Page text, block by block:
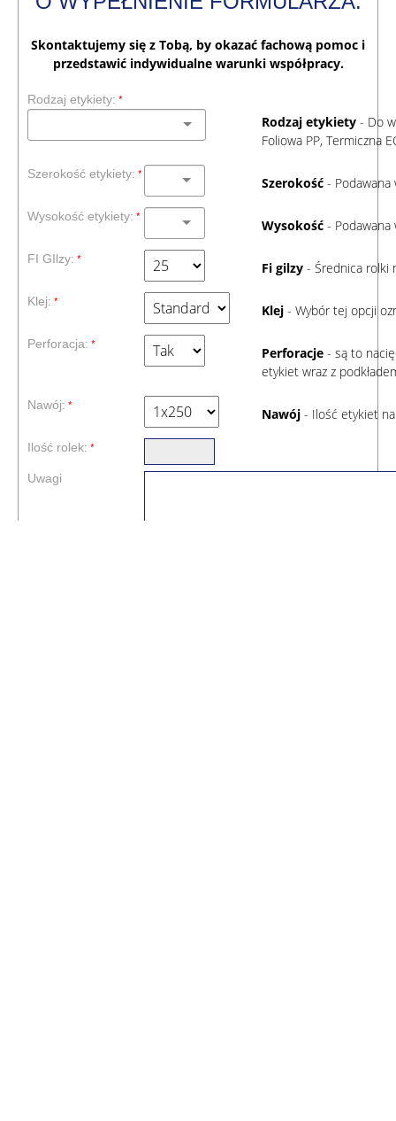
Skontaktujemy się z Tobą, by okazać fachową pomoc i
przedstawić indywidualne warunki współpracy.
Rodzaj etykiety:
Rodzaj etykiety- Do
Foliowa PP, Termiczna
Szerokość etykiety:
Szerokość- Podawana
Wysokość etykiety:
Wysokość- Podawana
FI GIlzy:
Fi gilzy- Średnica rolki
Klej:
Klej- Wybór tej opcji
Perforacja:
Perforacje- są to
etykiet wraz z
Nawój:
Nawój- Ilość etykiet
Ilość rolek:
Uwagi